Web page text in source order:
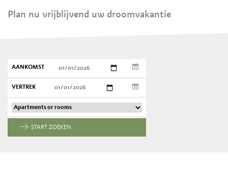
Plan nu vrijblijvend uw droomvakantie
AANKOMST
VERTREK
START ZOEKEN